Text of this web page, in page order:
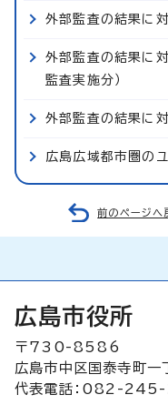
外部監査の結果に対
外部監査の結果に
監査実施分）
外部監査の結果に
広島広域都市圏の
前のページへ
広島市役所
〒730-8586
広島市中区国泰寺町
代表電話：082-